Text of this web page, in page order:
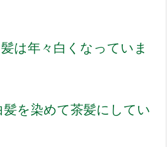
は年々白くなっていま
を染めて茶髪にしてい